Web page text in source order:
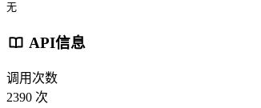
无
API信息
调用次数
2390 次